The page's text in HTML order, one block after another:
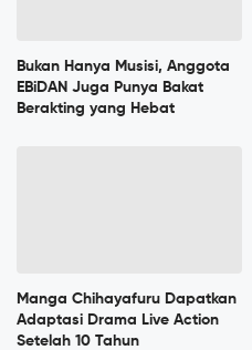
Bukan Hanya Musisi, Anggota
EBiDAN Juga Punya Bakat
Berakting yang Hebat
Manga Chihayafuru Dapatkan
Adaptasi Drama Live Action
Setelah 10 Tahun